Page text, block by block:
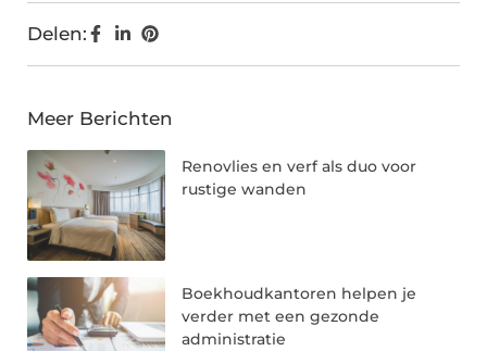
Delen:
Meer Berichten
Renovlies en verf als duo voor
rustige wanden
Boekhoudkantoren helpen je
verder met een gezonde
administratie